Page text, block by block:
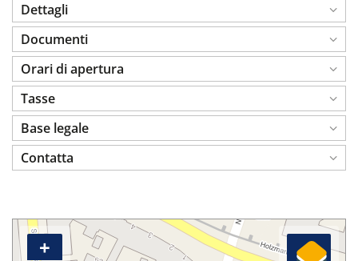
Dettagli
Documenti
Orari di apertura
Tasse
Base legale
Contatta
+